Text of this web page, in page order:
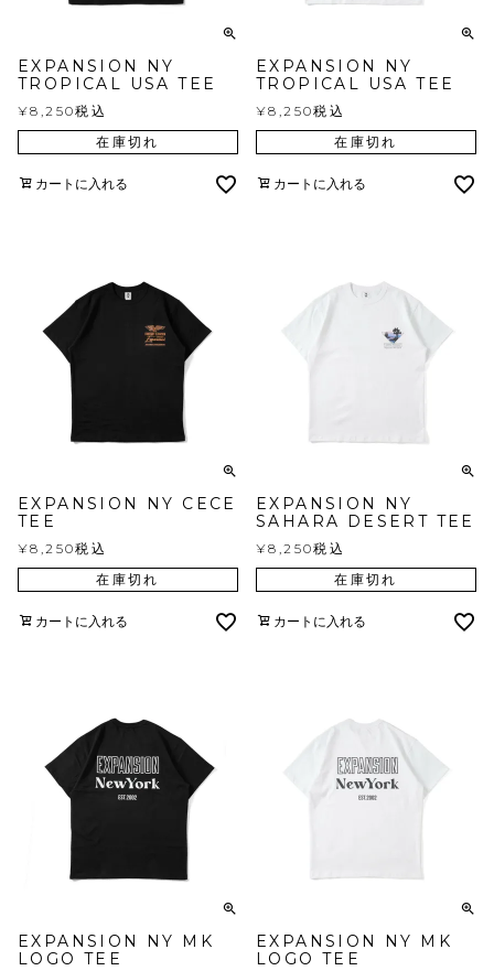
EXPANSION NY
TROPICAL USA TEE
¥8,250税込
在庫切れ
カートに入れる
EXPANSION NY
TROPICAL USA TEE
¥8,250税込
在庫切れ
カートに入れる
EXPANSION NY CECE
TEE
¥8,250税込
在庫切れ
カートに入れる
EXPANSION NY
SAHARA DESERT TEE
¥8,250税込
在庫切れ
カートに入れる
EXPANSION NY MK
LOGO TEE
EXPANSION NY MK
LOGO TEE